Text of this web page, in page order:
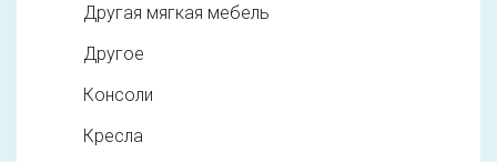
Другая мягкая мебель
Другое
Консоли
Кресла